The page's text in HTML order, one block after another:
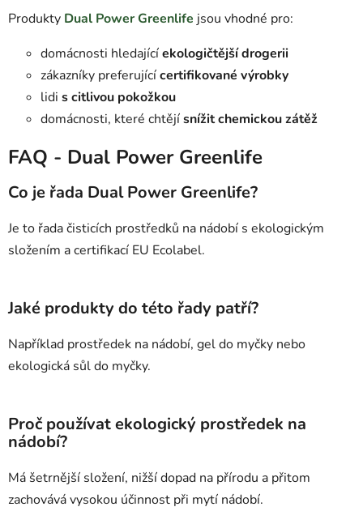
Produkty Dual Power Greenlife jsou vhodné pro:
domácnosti hledajícíekologičtější drogerii
zákazníky preferujícícertifikované výrobky
lidi s citlivou pokožkou
domácnosti, které chtějísnížit chemickou zátěž
FAQ - Dual Power Greenlife
Co je řada Dual Power Greenlife?
Je to řada čisticích prostředků na nádobí s ekologickým
složením a certifikací EU Ecolabel.
Jaké produkty do této řady patří?
Například prostředek na nádobí, gel do myčky nebo
ekologická sůl do myčky.
Proč používat ekologický prostředek na
nádobí?
Má šetrnější složení, nižší dopad na přírodu a přitom
zachovává vysokou účinnost při mytí nádobí.